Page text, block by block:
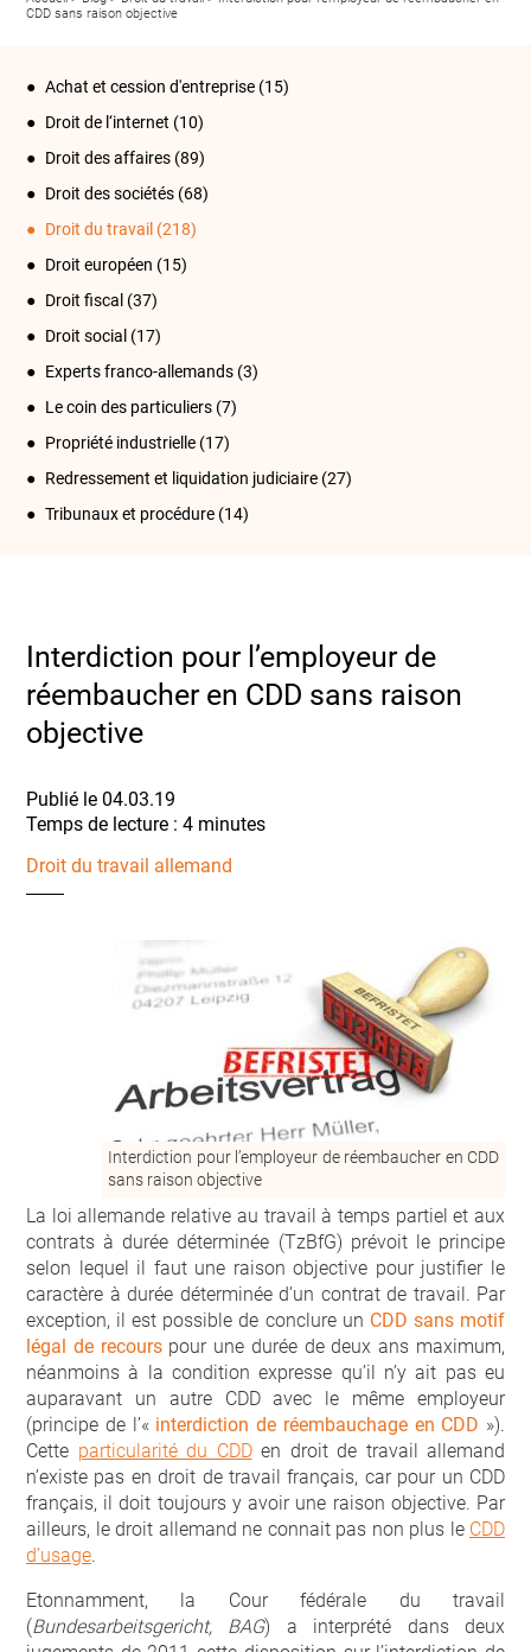
CDD sans raison objective
Achat et cession d'entreprise (15)
Droit de l‘internet (10)
Droit des affaires (89)
Droit des sociétés (68)
Droit du travail (218)
Droit européen (15)
Droit fiscal (37)
Droit social (17)
Experts franco-allemands (3)
Le coin des particuliers (7)
Propriété industrielle (17)
Redressement et liquidation judiciaire (27)
Tribunaux et procédure (14)
Interdiction pour l’employeur de
réembaucher en CDD sans raison
objective
Publié le 04.03.19
Droit du travail allemand
Interdiction pour l’employeur de réembaucher en CDD
sans raison objective
La loi allemande relative au travail à temps partiel et aux
contrats à durée déterminée (TzBfG) prévoit le principe
selon lequel il faut une raison objective pour justifier le
caractère à durée déterminée d’un contrat de travail. Par
exception, il est possible de conclure un CDD sans motif
légal de recourspour une durée de deux ans maximum,
néanmoins à la condition expresse qu’il n’y ait pas eu
auparavant un autre CDD avec le même employeur
(principe de l’« interdiction de réembauchage en CDD »).
Cette particularité du CDDen droit de travail allemand
n’existe pas en droit de travail français, car pour un CDD
français, il doit toujours y avoir une raison objective. Par
ailleurs, le droit allemand ne connait pas non plus le CDD
d’usage.
Etonnamment, la Cour fédérale du travail
(Bundesarbeitsgericht, BAG) a interprété dans deux